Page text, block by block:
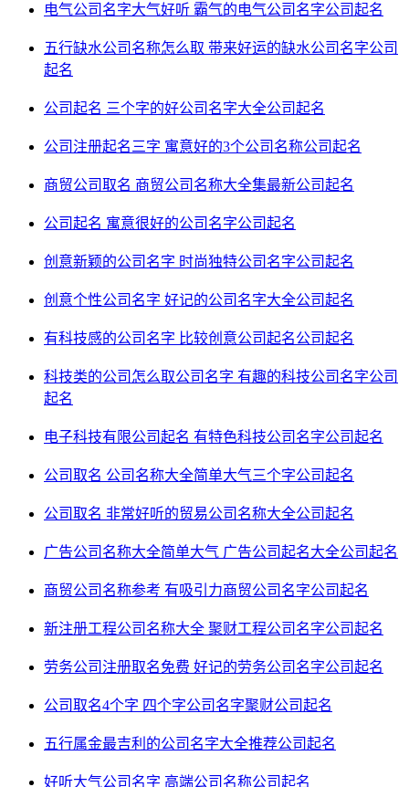
电气公司名字大气好听 霸气的电气公司名字公司起名
五行缺水公司名称怎么取 带来好运的缺水公司名字公司
起名
公司起名 三个字的好公司名字大全公司起名
公司注册起名三字 寓意好的3个公司名称公司起名
商贸公司取名 商贸公司名称大全集最新公司起名
公司起名 寓意很好的公司名字公司起名
创意新颖的公司名字 时尚独特公司名字公司起名
创意个性公司名字 好记的公司名字大全公司起名
有科技感的公司名字 比较创意公司起名公司起名
科技类的公司怎么取公司名字 有趣的科技公司名字公司
起名
电子科技有限公司起名 有特色科技公司名字公司起名
公司取名 公司名称大全简单大气三个字公司起名
公司取名 非常好听的贸易公司名称大全公司起名
广告公司名称大全简单大气 广告公司起名大全公司起名
商贸公司名称参考 有吸引力商贸公司名字公司起名
新注册工程公司名称大全 聚财工程公司名字公司起名
劳务公司注册取名免费 好记的劳务公司名字公司起名
公司取名4个字 四个字公司名字聚财公司起名
五行属金最吉利的公司名字大全推荐公司起名
好听大气公司名字 高端公司名称公司起名